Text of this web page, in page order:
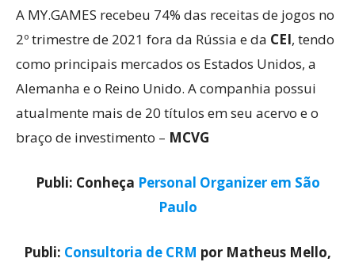
A MY.GAMES recebeu 74% das receitas de jogos no
2º trimestre de 2021 fora da Rússia e da CEI, tendo
como principais mercados os Estados Unidos, a
Alemanha e o Reino Unido. A companhia possui
atualmente mais de 20 títulos em seu acervo e o
braço de investimento – MCVG
Publi: Conheça Personal Organizer em São
Paulo
Publi: Consultoria de CRM por Matheus Mello,